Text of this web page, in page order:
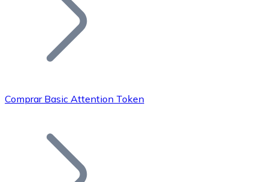
Bitcoin
Comprar Basic Attention Token